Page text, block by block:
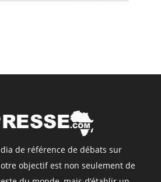
de référence de débats sur
objectif est non seulement de